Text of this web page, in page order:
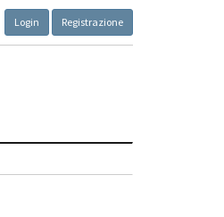
Login Registrazione